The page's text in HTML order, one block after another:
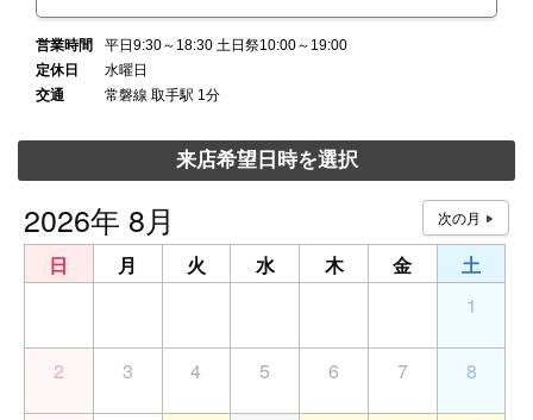
営業時間
平日9:30～18:30 土日祭10:00～19:00
定休日
水曜日
交通
常磐線 取手駅 1分
来店希望日時を選択
2026年 8月
日 月 火 水 木 金
土
1
2 3 4 5 6 7 8